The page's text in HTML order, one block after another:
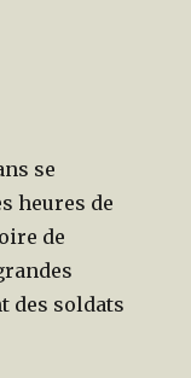
se
heures de
de
des soldats